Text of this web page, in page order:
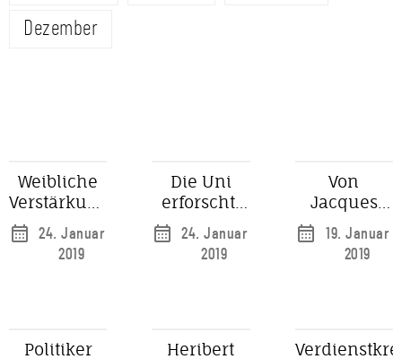
Dezember
Weibliche
Verstärkung
für die
Jonges
24. Januar
2019
Die Uni
erforscht,
wie
Künstliche
Intelligenz
24. Januar
2019
Von
Jacques
Tilly bis
H.A. Schult:
Düsseldorfer
Kinder
19. Januar
2019
Politiker
Heribert